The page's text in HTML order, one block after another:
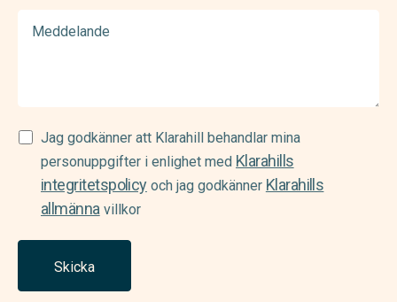
Samtycke
(Required)
Jag godkänner att Klarahill behandlar mina
personuppgifter i enlighet med Klarahills
integritetspolicyoch jag godkänner Klarahills
allmännavillkor
Skicka